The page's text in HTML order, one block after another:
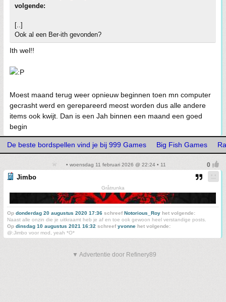
volgende:
[..]
Ook al een Ber-ith gevonden?
Ith wel!!
Moest maand terug weer opnieuw beginnen toen mn computer
gecrasht werd en gerepareerd meost worden dus alle andere
items ook kwijt. Dan is een Jah binnen een maand een goed
begin
De beste bordspellen vind je bij 999 Games Big Fish Games
• woensdag 11 februari 2026 @ 22:24 • 11
Jimbo
Gråtrunka
Op donderdag 20 augustus 2020 17:36 schreefNotorious_Roy het volgende:
Naast alle onzin die je uitkraamt heb je af en toe ook gewoon heel verstandige posts.
Op dinsdag 10 augustus 2021 16:32 schreefyvonne het volgende:
@:Jimbo voor mod, yeah *O*
▼ Advertentie door Refinery89